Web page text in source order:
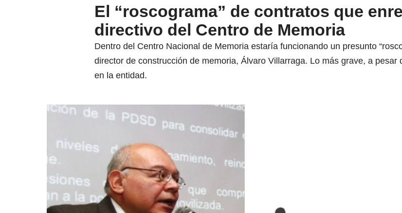
El “roscograma” de contratos que
directivo del Centro de Memoria
Dentro del Centro Nacional de Memoria estaría funcionando un presunto
director de construcción de memoria, Álvaro Villarraga. Lo más grave, a
en la entidad.